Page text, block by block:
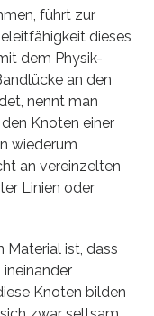
führt zur
dieses
dem Physik-
an den
nennt man
Knoten einer
wiederum
an vereinzelten
Linien oder
Material ist, dass
Knoten bilden